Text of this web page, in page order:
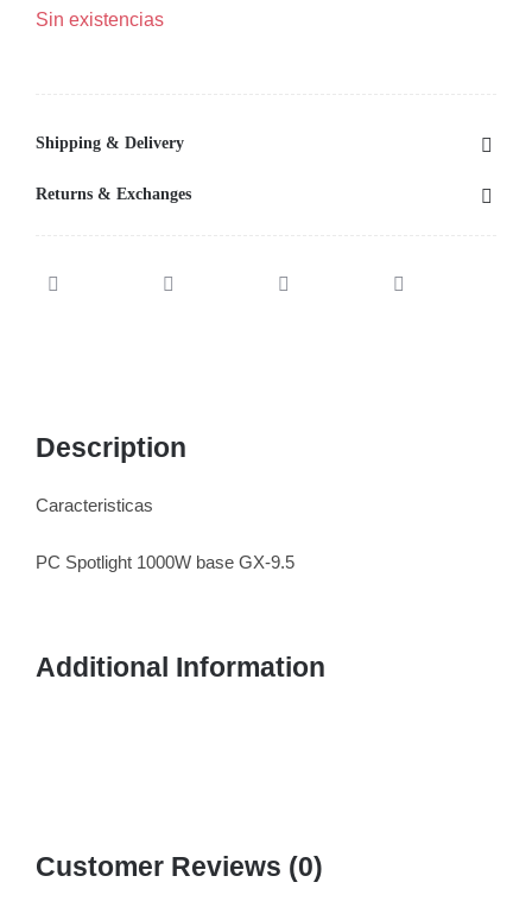
Sin existencias
Shipping & Delivery
Returns & Exchanges
Description
Caracteristicas
PC Spotlight 1000W base GX-9.5
Additional Information
Customer Reviews (0)